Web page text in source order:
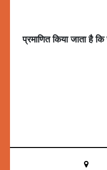
प्रमाणित किया जाता है